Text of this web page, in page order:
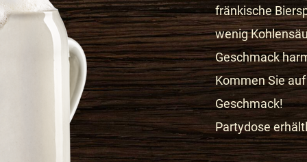
fränkische
wenig
Geschmack
Kommen Sie
Partydose